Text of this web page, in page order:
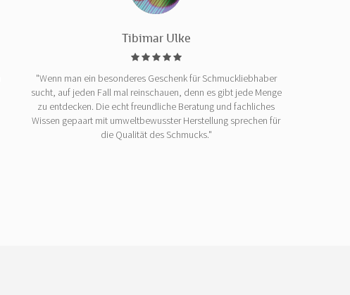
Tibimar Ulke
"Wenn man ein besonderes Geschenk für Schmuckliebhaber
sucht, auf jeden Fall mal reinschauen, denn es gibt jede Menge
zu entdecken. Die echt freundliche Beratung und fachliches
Wissen gepaart mit umweltbewusster Herstellung sprechen für
die Qualität des Schmucks."